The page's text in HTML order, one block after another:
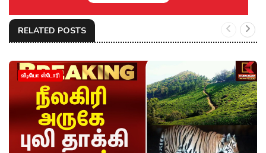
RELATED POSTS
வீடியோ ஸ்டோரி